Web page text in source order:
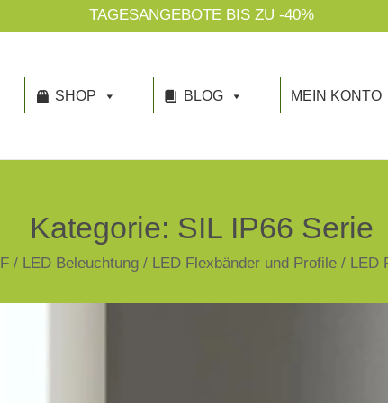
TAGESANGEBOTE BIS ZU -40%
SHOP BLOG MEIN KONTO
Kategorie: SIL IP66 Serie
/ LED Beleuchtung / LED Flexbänder und Profile / LED